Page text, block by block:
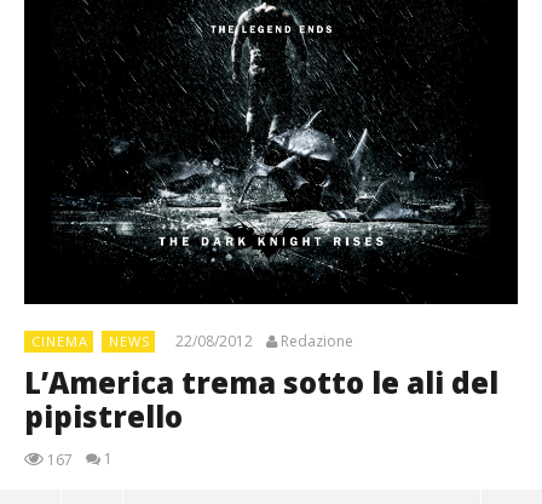
CINEMA NEWS 22/08/2012 Redazione
L’America trema sotto le ali del
pipistrello
167 1